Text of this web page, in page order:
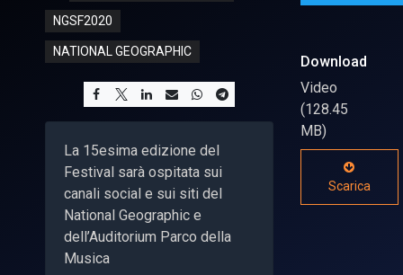
NGSF2020
NATIONAL GEOGRAPHIC
La 15esima edizione del
Festival sarà ospitata sui
canali social e sui siti del
National Geographic e
dell’Auditorium Parco della
Musica
Download
Video
(128.45
MB)
Scarica